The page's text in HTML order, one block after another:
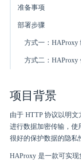
准备事项
部署步骤
方式一：HAProxy
方式二：HAProxy
项目背景
由于 HTTP 协议以明
进行数据加密传输，使
很好的保护数据的隐私
HAProxy 是一款可实